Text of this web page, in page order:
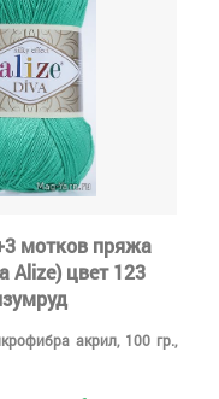
мотков пряжа
Alize) цвет 123
акрил, 100 гр.,